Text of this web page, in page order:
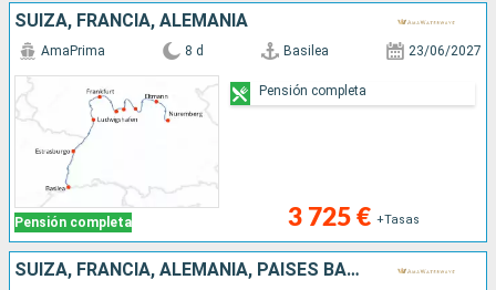
SUIZA, FRANCIA, ALEMANIA
Pensión completa
AmaPrima 8 d Basilea 23/06/2027
3 725 € +Tasas
Pensión completa
SUIZA, FRANCIA, ALEMANIA, PAISES BAJOS